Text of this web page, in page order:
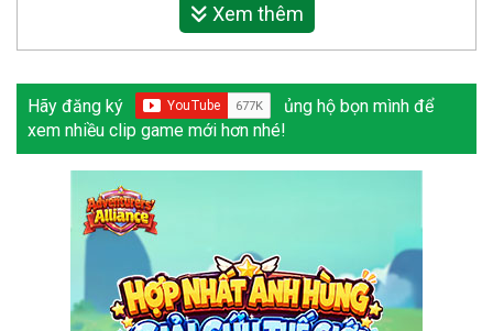
Xem thêm
Hãy đăng ký
ủng hộ bọn mình để
xem nhiều clip game mới hơn nhé!